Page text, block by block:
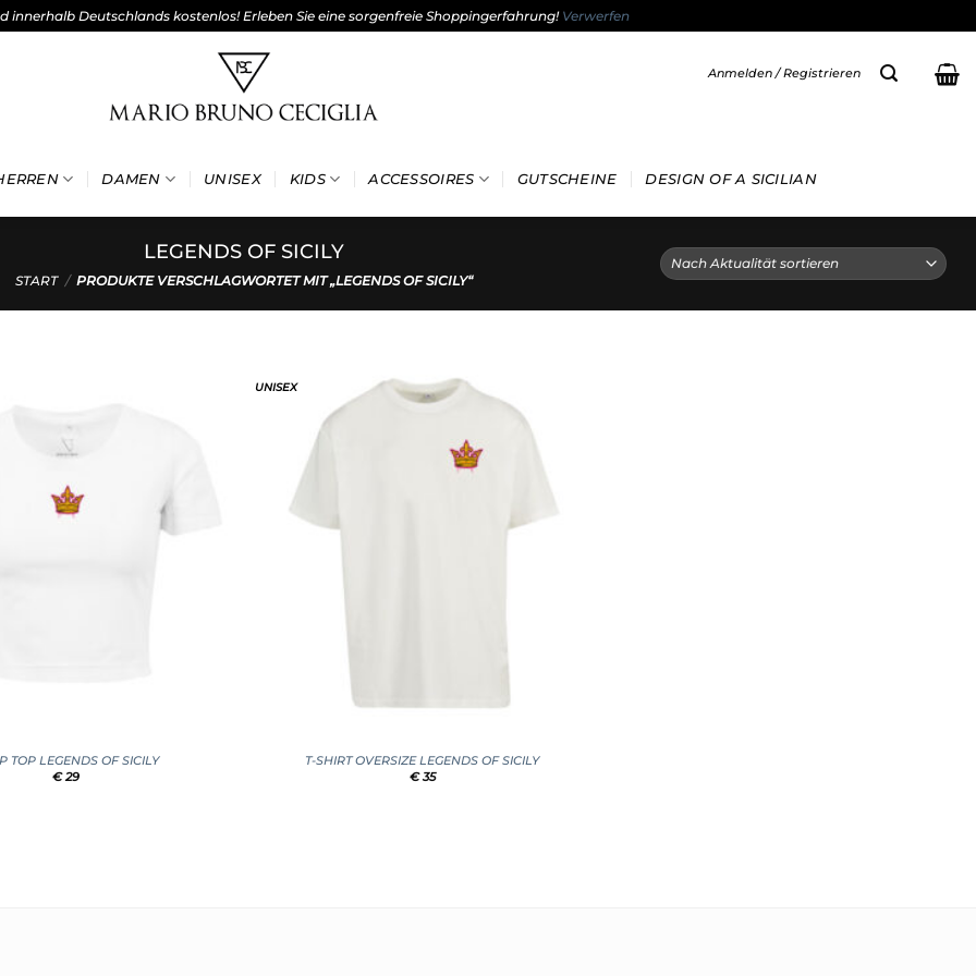
innerhalb Deutschlands kostenlos! Erleben Sie eine sorgenfreie Shoppingerfahrung! Verwerfen
Anmelden / Registrieren
DAMEN UNISEX KIDS ACCESSOIRES GUTSCHEINE DESIGN OF A SICILIAN
LEGENDS OF SICILY
START / PRODUKTE VERSCHLAGWORTET MIT „LEGENDS OF SICILY“
TOP LEGENDS OF SICILY
€29
UNISEX
T-SHIRT OVERSIZE LEGENDS OF SICILY
€35